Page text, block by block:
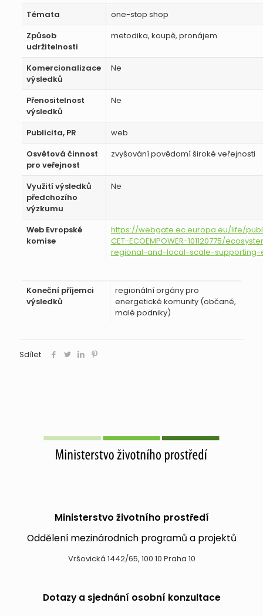
Témata
one-stop shop
Způsob
udržitelnosti
metodika, koupě, pronájem
Komercionalizace
výsledků
Ne
Přenositelnost
výsledků
Ne
Publicita, PR
web
Osvětová činnost
pro veřejnost
zvyšování povědomí široké veřejnosti
Využití výsledků
předchozího
výzkumu
Ne
Web Evropské
komise
https://webgate.ec.europa.eu/life/
CET-ECOEMPOWER-101120775/
regional-and-local-scale-supporting-
Koneční příjemci
výsledků
regionální orgány pro
energetické komunity (občané,
malé podniky)
Sdílet
Ministerstvo životního prostředí
Oddělení mezinárodních programů a projektů
Vršovická 1442/65, 100 10 Praha 10
Dotazy a sjednání osobní konzultace